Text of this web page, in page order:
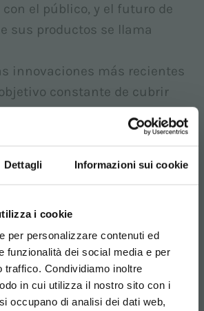
Dettagli Informazioni sui cookie
i cookie
per personalizzare contenuti ed
funzionalità dei social media e per
traffico. Condividiamo inoltre
in cui utilizza il nostro sito con i
occupano di analisi dei dati web,
el público, y el futuro de
sus productos se llama
innovaciones más recientes
constante de cubrir
de sus clientes, Adiatek
un sistema capaz de
oficina técnica como por
electrónica, unida a la
web, garantiza una
y actualizada en tiempo
relativa a las máquinas